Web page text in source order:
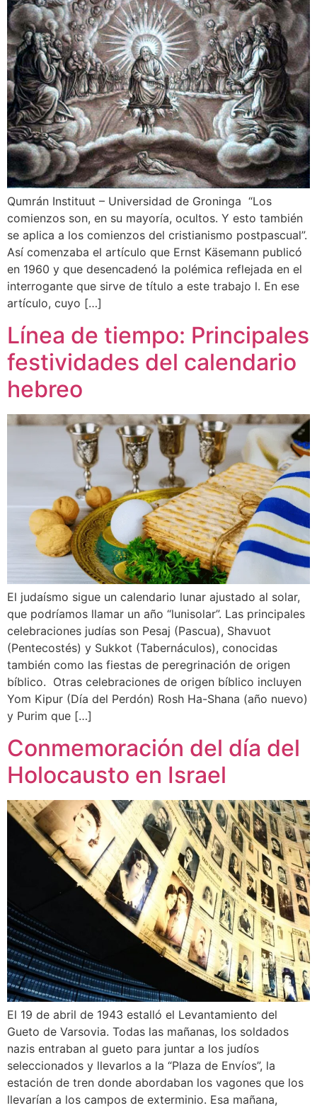
Qumrán Instituut – Universidad de Groninga “Los
comienzos son, en su mayoría, ocultos. Y esto también
se aplica a los comienzos del cristianismo postpascual”.
Así comenzaba el artículo que Ernst Käsemann publicó
en 1960 y que desencadenó la polémica reflejada en el
interrogante que sirve de título a este trabajo l. En ese
artículo, cuyo […]
Línea de tiempo: Principales
festividades del calendario
hebreo
El judaísmo sigue un calendario lunar ajustado al solar,
que podríamos llamar un año “lunisolar”. Las principales
celebraciones judías son Pesaj (Pascua), Shavuot
(Pentecostés) y Sukkot (Tabernáculos), conocidas
también como las fiestas de peregrinación de origen
bíblico. Otras celebraciones de origen bíblico incluyen
Yom Kipur (Día del Perdón) Rosh Ha-Shana (año nuevo)
y Purim que […]
Conmemoración del día del
Holocausto en Israel
El 19 de abril de 1943 estalló el Levantamiento del
Gueto de Varsovia. Todas las mañanas, los soldados
nazis entraban al gueto para juntar a los judíos
seleccionados y llevarlos a la “Plaza de Envíos”, la
estación de tren donde abordaban los vagones que los
llevarían a los campos de exterminio. Esa mañana,